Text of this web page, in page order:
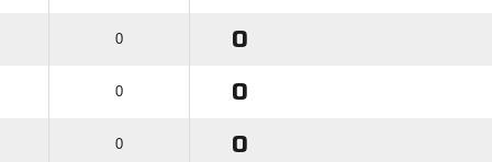
0 0
0 0
0 0